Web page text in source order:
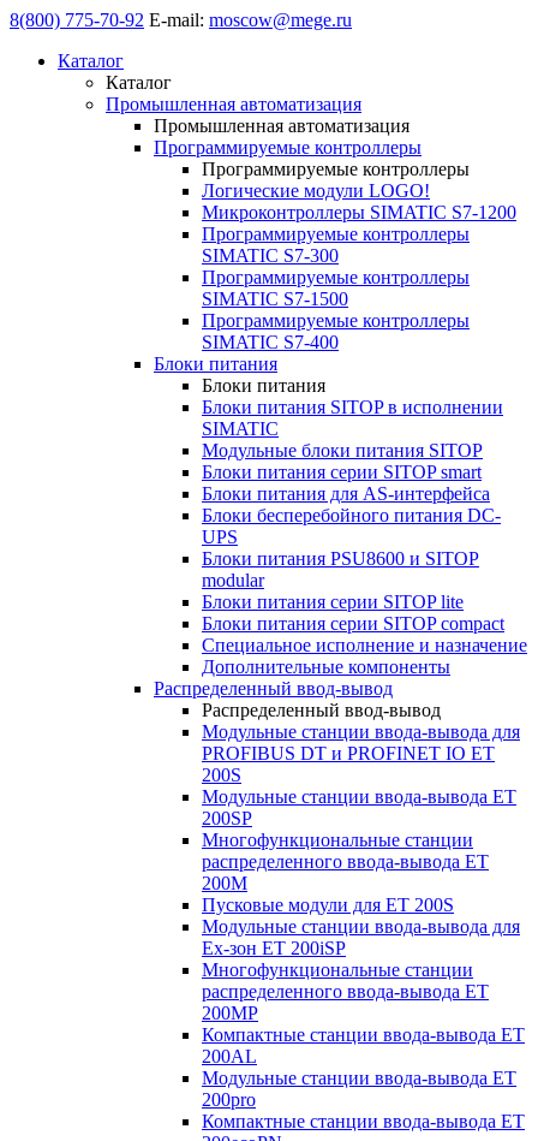
8(800) 775-70-92 E-mail: moscow@mege.ru
Каталог
Каталог
Промышленная автоматизация
Промышленная автоматизация
Программируемые контроллеры
Программируемые контроллеры
Логические модули LOGO!
Микроконтроллеры SIMATIC S7-1200
Программируемые контроллеры
SIMATIC S7-300
Программируемые контроллеры
SIMATIC S7-1500
Программируемые контроллеры
SIMATIC S7-400
Блоки питания
Блоки питания
Блоки питания SITOP в исполнении
SIMATIC
Модульные блоки питания SITOP
Блоки питания серии SITOP smart
Блоки питания для AS-интерфейса
Блоки бесперебойного питания DC-
UPS
Блоки питания PSU8600 и SITOP
modular
Блоки питания серии SITOP lite
Блоки питания серии SITOP compact
Специальное исполнение и назначение
Дополнительные компоненты
Распределенный ввод-вывод
Распределенный ввод-вывод
Модульные станции ввода-вывода для
PROFIBUS DT и PROFINET IO ET
200S
Модульные станции ввода-вывода ET
200SP
Многофункциональные станции
распределенного ввода-вывода ET
200M
Пусковые модули для ET 200S
Модульные станции ввода-вывода для
Ex-зон ET 200iSP
Многофункциональные станции
распределенного ввода-вывода ET
200MP
Компактные станции ввода-вывода ET
200AL
Модульные станции ввода-вывода ET
200pro
Компактные станции ввода-вывода ET